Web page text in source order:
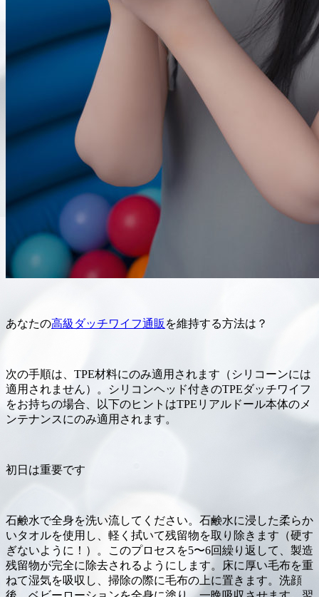
あなたの高級ダッチワイフ通販 を維持する方法は？
次の手順は、TPE材料にのみ適用されます（シリコーンには
適用されません）。シリコンヘッド付きのTPEダッチワイフ
をお持ちの場合、以下のヒントはTPEリアルドール本体のメ
ンテナンスにのみ適用されます。
初日は重要です
石鹸水で全身を洗い流してください。石鹸水に浸した柔らか
いタオルを使用し、軽く拭いて残留物を取り除きます（硬す
ぎないように！）。このプロセスを5〜6回繰り返して、製造
残留物が完全に除去されるようにします。床に厚い毛布を重
ねて湿気を吸収し、掃除の際に毛布の上に置きます。洗顔